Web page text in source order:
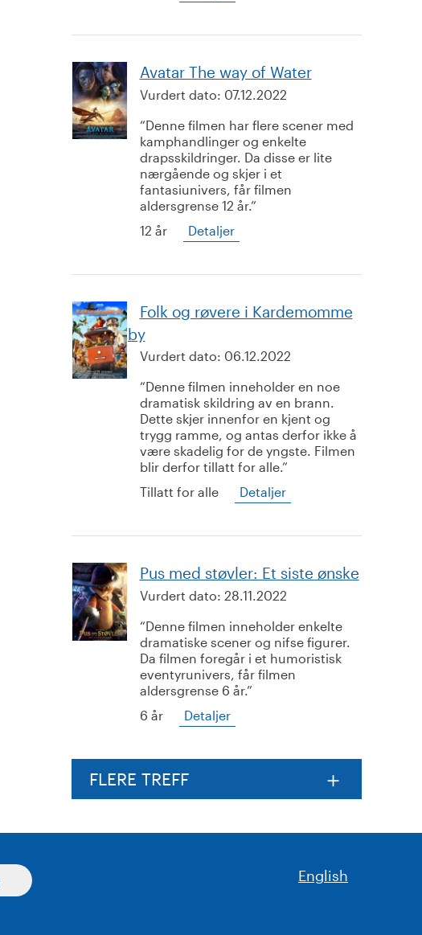
Avatar The way of Water
Vurdert dato: 07.12.2022
Denne filmen har flere scener med
kamphandlinger og enkelte
drapsskildringer. Da disse er lite
nærgående og skjer i et
fantasiunivers, får filmen
aldersgrense 12 år.
12 år
Detaljer
Folk og røvere i Kardemomme
by
Vurdert dato: 06.12.2022
Denne filmen inneholder en noe
dramatisk skildring av en brann.
Dette skjer innenfor en kjent og
trygg ramme, og antas derfor ikke å
være skadelig for de yngste. Filmen
blir derfor tillatt for alle.
Tillatt for alle
Detaljer
Pus med støvler: Et siste ønske
Vurdert dato: 28.11.2022
Denne filmen inneholder enkelte
dramatiske scener og nifse figurer.
Da filmen foregår i et humoristisk
eventyrunivers, får filmen
aldersgrense 6 år.
6 år
Detaljer
FLERE TREFF
English